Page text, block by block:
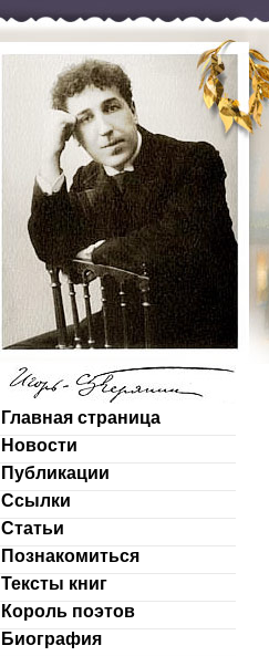
Главная страница
Новости
Публикации
Ссылки
Статьи
Познакомиться
Тексты книг
Король поэтов
Биография